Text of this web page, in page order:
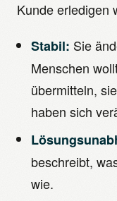
Kunde erledigen
Stabil: Sie
Menschen
übermitteln,
haben sich
beschreibt,
wie.